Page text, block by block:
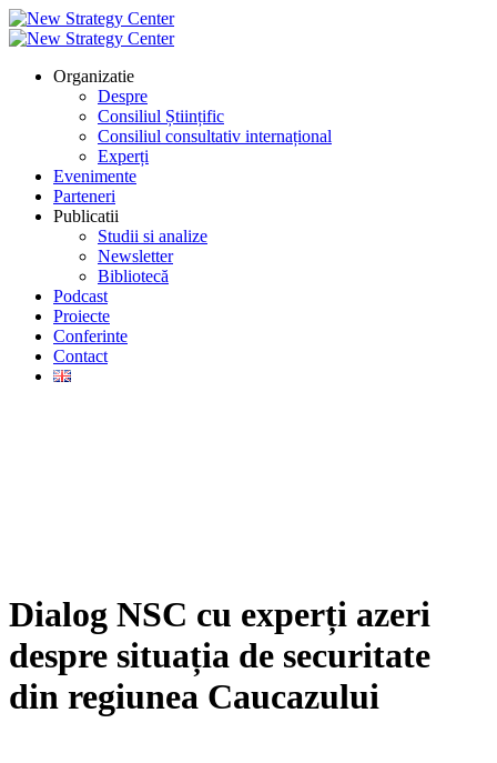
Organizatie
Despre
Consiliul Științific
Consiliul consultativ internațional
Experți
Evenimente
Parteneri
Publicatii
Studii si analize
Newsletter
Bibliotecă
Podcast
Proiecte
Conferinte
Contact
Dialog NSC cu experți azeri
despre situația de securitate
din regiunea Caucazului